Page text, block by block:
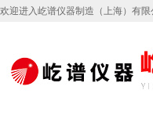
欢迎进入屹谱仪器制造（上海）有限